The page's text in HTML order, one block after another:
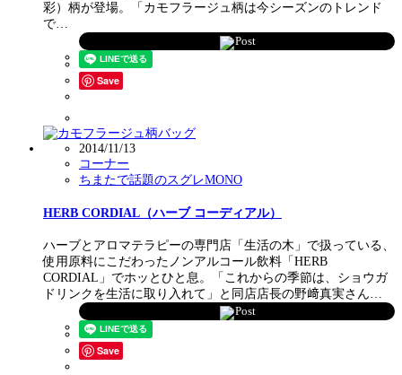
彩）柄が登場。「カモフラージュ柄は今シーズンのトレンド
で…
Post
Save
2014/11/13
コーナー
ちまたで話題のスグレMONO
HERB CORDIAL（ハーブ コーディアル）
ハーブとアロマテラピーの専門店「生活の木」で扱っている、
使用原料にこだわったノンアルコール飲料「HERB
CORDIAL」でホッとひと息。「これからの季節は、ショウガ
ドリンクを生活に取り入れて」と同店店長の野﨑真実さん…
Post
Save